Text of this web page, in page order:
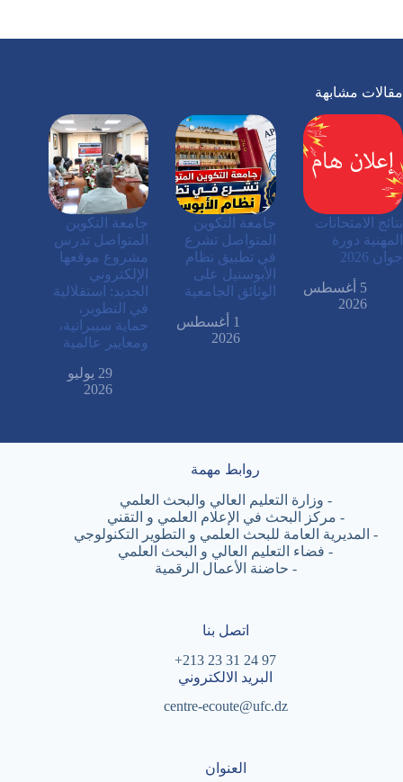
مقالات مشابهة
نتائج الامتحانات
المهنية دورة
جوان 2026
5 أغسطس
2026
جامعة التكوين
المتواصل تشرع
في تطبيق نظام
الأبوستيل على
الوثائق الجامعية
1 أغسطس
2026
جامعة التكوين
المتواصل تدرس
مشروع موقعها
الإلكتروني
الجديد: استقلالية
في التطوير،
حماية سيبرانية،
ومعايير عالمية
29 يوليو
2026
روابط مهمة
- وزارة التعليم العالي والبحث العلمي
- مركز البحث في الإعلام العلمي و التقني
- المديرية العامة للبحث العلمي و التطوير التكنولوجي
- فضاء التعليم العالي و البحث العلمي
- حاضنة الأعمال الرقمية
اتصل بنا
97 24 31 23 213+
البريد الالكتروني
centre-ecoute@ufc.dz
العنوان